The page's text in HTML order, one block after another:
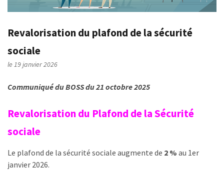
Revalorisation du plafond de la sécurité
sociale
le 19 janvier 2026
Communiqué du BOSS du 21 octobre 2025
Revalorisation du Plafond de la Sécurité
sociale
Le plafond de la sécurité sociale augmente de 2 % au 1er
janvier 2026.